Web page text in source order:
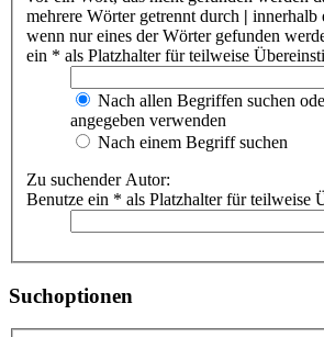
mehrere Wörter getrennt durch | innerhalb
wenn nur eines der Wörter gefunden
ein * als Platzhalter für teilweise
Nach allen Begriffen suchen
angegeben verwenden
Nach einem Begriff suchen
Zu suchender Autor:
Benutze ein * als Platzhalter für teilweise
Suchoptionen